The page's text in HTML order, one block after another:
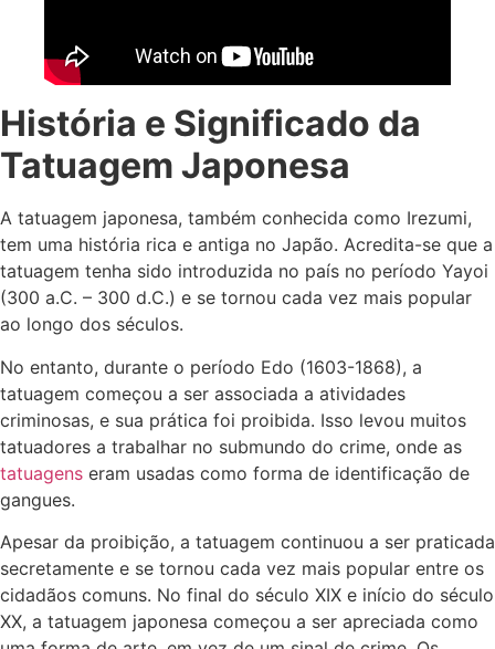
História e Significado da
Tatuagem Japonesa
A tatuagem japonesa, também conhecida como Irezumi,
tem uma história rica e antiga no Japão. Acredita-se que a
tatuagem tenha sido introduzida no país no período Yayoi
(300 a.C. – 300 d.C.) e se tornou cada vez mais popular
ao longo dos séculos.
No entanto, durante o período Edo (1603-1868), a
tatuagem começou a ser associada a atividades
criminosas, e sua prática foi proibida. Isso levou muitos
tatuadores a trabalhar no submundo do crime, onde as
tatuagens eram usadas como forma de identificação de
gangues.
Apesar da proibição, a tatuagem continuou a ser praticada
secretamente e se tornou cada vez mais popular entre os
cidadãos comuns. No final do século XIX e início do século
XX, a tatuagem japonesa começou a ser apreciada como